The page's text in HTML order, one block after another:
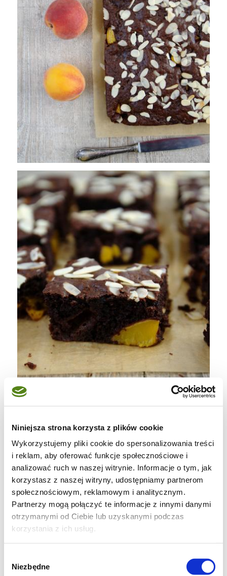
Niniejsza strona korzysta z plików cookie
Wykorzystujemy pliki cookie do spersonalizowania treści
i reklam, aby oferować funkcje społecznościowe i
analizować ruch w naszej witrynie. Informacje o tym, jak
korzystasz z naszej witryny, udostępniamy partnerom
społecznościowym, reklamowym i analitycznym.
Partnerzy mogą połączyć te informacje z innymi danymi
otrzymanymi od Ciebie lub uzyskanymi podczas
korzystania z ich usług.
zgody
Niezbędne